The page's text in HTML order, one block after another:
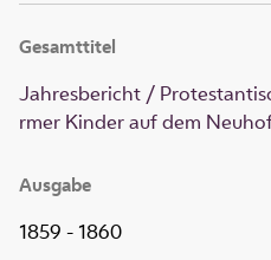
Gesamttitel
Jahresbericht /
rmer Kinder auf dem
Ausgabe
1859 - 1860